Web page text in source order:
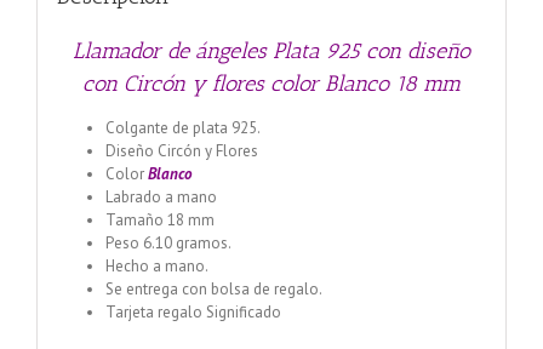
Llamador de ángeles Plata 925 con diseño
con Circón y flores color Blanco 18 mm
Colgante de plata 925.
Diseño Circón y Flores
ColorBlanco
Labrado a mano
Tamaño 18 mm
Peso 6.10 gramos.
Hecho a mano.
Se entrega con bolsa de regalo.
Tarjeta regalo Significado